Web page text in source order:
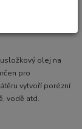
olej na
pro
vytvoří porézní
vodě atd.